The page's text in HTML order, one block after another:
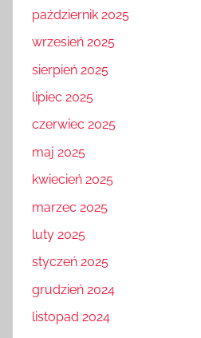
październik 2025
wrzesień 2025
sierpień 2025
lipiec 2025
czerwiec 2025
maj 2025
kwiecień 2025
marzec 2025
luty 2025
styczeń 2025
grudzień 2024
listopad 2024